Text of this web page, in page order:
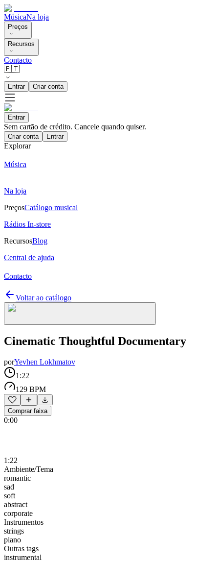
MúsicaNa loja
Preços
Recursos
Contacto
🇵🇹
Entrar Criar conta
Entrar
Sem cartão de crédito. Cancele quando quiser.
Criar conta Entrar
Explorar
Música
Na loja
PreçosCatálogo musical
Rádios In-store
RecursosBlog
Central de ajuda
Contacto
Voltar ao catálogo
Cinematic Thoughtful Documentary
porYevhen Lokhmatov
1:22
129 BPM
Comprar faixa
0:00
1:22
Ambiente/Tema
romantic
sad
soft
abstract
corporate
Instrumentos
strings
piano
Outras tags
instrumental